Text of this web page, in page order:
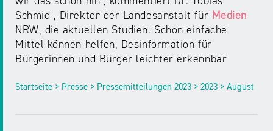
Schmid , Direktor der Landesanstalt für Medien
NRW, die aktuellen Studien. Schon einfache
Mittel können helfen, Desinformation für
Bürgerinnen und Bürger leichter erkennbar
Startseite > Presse > Pressemitteilungen 2023 > 2023 > August